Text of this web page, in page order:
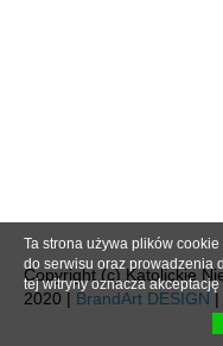
Copyright (c) Katolickie
2020 | BrandArt DESIGN |
Ta strona używa plików
do serwisu oraz prowadzenia
tej witryny oznacza akceptację